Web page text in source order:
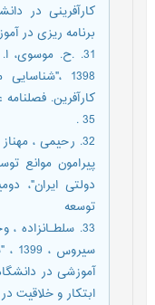
کارآفرینی در
برنامه ریزی در آموزش
31. .ح. موسوی،
1398
35 .
پیرامون موانع
دولتی ایران"،
توسعه
33. سلطـانزاده
آموزشی در
ابتکار و خلاقیت در